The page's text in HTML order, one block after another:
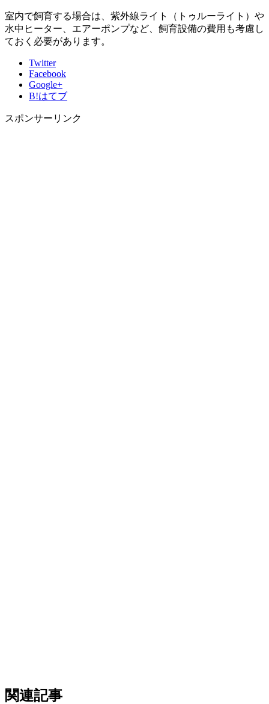
室内で飼育する場合は、紫外線ライト（トゥルーライト）や
水中ヒーター、エアーポンプなど、飼育設備の費用も考慮し
ておく必要があります。
Twitter
Facebook
Google+
B!はてブ
スポンサーリンク
関連記事